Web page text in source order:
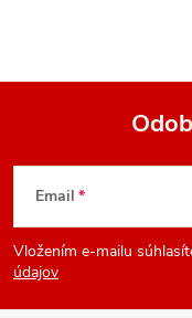
Z
á
p
Email
Vložením e-mailu
údajov